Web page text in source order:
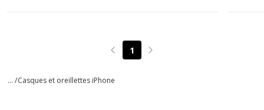
Page précédente
1 Page suivante
... /Casques et oreillettes iPhone